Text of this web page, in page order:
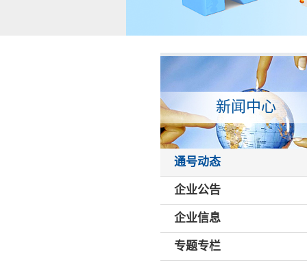
新闻中心
通号动态
企业公告
企业信息
专题专栏